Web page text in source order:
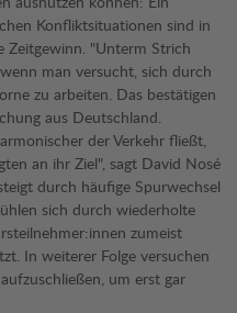
Konfliktsituationen sind in
Zeitgewinn. "Unterm Strich
man versucht, sich durch
zu arbeiten. Das bestätigen
aus Deutschland.
der Verkehr fließt,
an ihr Ziel", sagt David Nosé
durch häufige Spurwechsel
sich durch wiederholte
zumeist
In weiterer Folge versuchen
um erst gar